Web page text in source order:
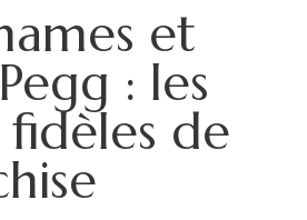
et
: les
fidèles de